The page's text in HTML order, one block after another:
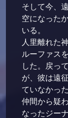
そして今、
空になった
いる。
人里離れた
ルーファス
した。戻っ
が、彼は遠
ていなかった
仲間から疑
なったジー